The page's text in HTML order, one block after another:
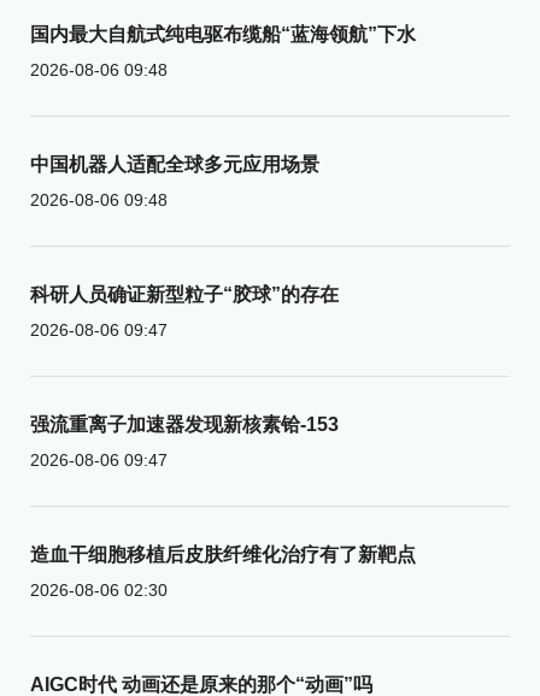
国内最大自航式纯电驱布缆船“蓝海领航”下水
2026-08-06 09:48
中国机器人适配全球多元应用场景
2026-08-06 09:48
科研人员确证新型粒子“胶球”的存在
2026-08-06 09:47
强流重离子加速器发现新核素铪-153
2026-08-06 09:47
造血干细胞移植后皮肤纤维化治疗有了新靶点
2026-08-06 02:30
AIGC时代 动画还是原来的那个“动画”吗